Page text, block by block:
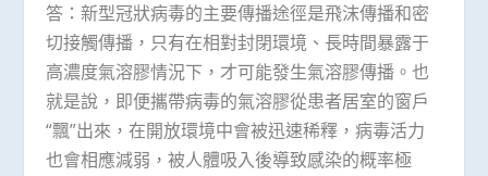
答：新型冠狀病毒的主要傳播途徑是飛沫傳播和密
切接觸傳播，只有在相對封閉環境、長時間暴露于
高濃度氣溶膠情況下，才可能發生氣溶膠傳播。也
就是說，即便攜帶病毒的氣溶膠從患者居室的窗戶
“飄”出來，在開放環境中會被迅速稀釋，病毒活力
也會相應減弱，被人體吸入後導致感染的概率極